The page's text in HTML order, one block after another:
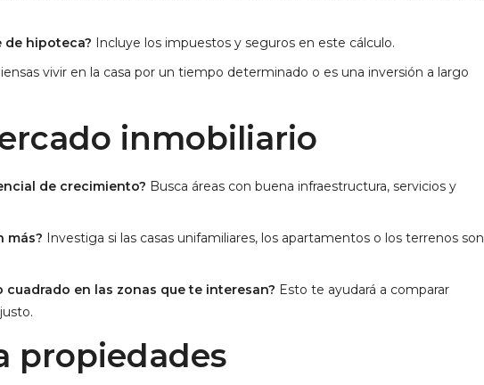
de hipoteca? Incluye los impuestos y seguros en este cálculo.
vivir en la casa por un tiempo determinado o es una inversión a largo
inmobiliario
de crecimiento? Busca áreas con buena infraestructura, servicios y
más? Investiga si las casas unifamiliares, los apartamentos o los terrenos son
en las zonas que te interesan? Esto te ayudará a comparar
propiedades